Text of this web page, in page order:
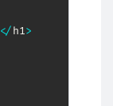
</h1>